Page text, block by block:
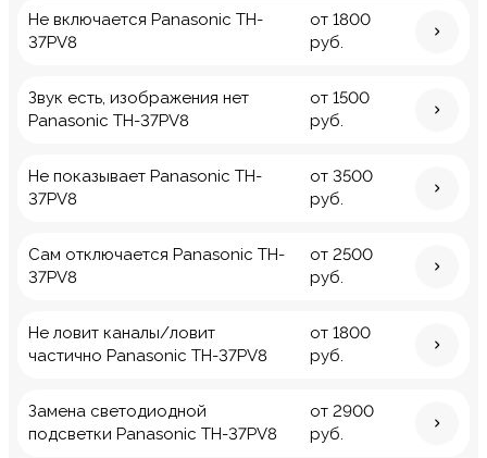
Не включается Panasonic TH-
37PV8
от 1800
руб.
Звук есть, изображения нет
Panasonic TH-37PV8
от 1500
руб.
Не показывает Panasonic TH-
37PV8
от 3500
руб.
Сам отключается Panasonic TH-
37PV8
от 2500
руб.
Не ловит каналы/ловит
частично Panasonic TH-37PV8
от 1800
руб.
Замена светодиодной
подсветки Panasonic TH-37PV8
от 2900
руб.